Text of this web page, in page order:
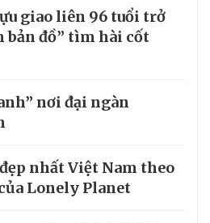
giao liên 96 tuổi trở
bản đồ” tìm hài cốt
nơi đại ngàn
nhất Việt Nam theo
Lonely Planet